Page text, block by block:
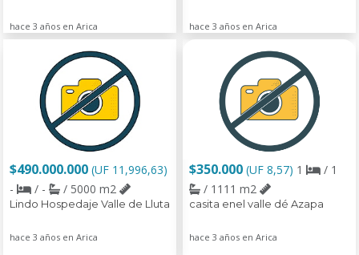
hace 3 años en Arica hace 3 años en Arica
$490.000.000 (UF 11,996,63)
-
/ - / 5000 m2
Lindo Hospedaje Valle de Lluta
hace 3 años en Arica
$350.000 (UF 8,57) 1
/ 1
/ 1111 m2
casita enel valle dé Azapa
hace 3 años en Arica